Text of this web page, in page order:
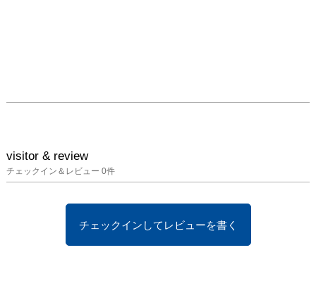
visitor & review
チェックイン＆レビュー 0件
チェックインしてレビューを書く